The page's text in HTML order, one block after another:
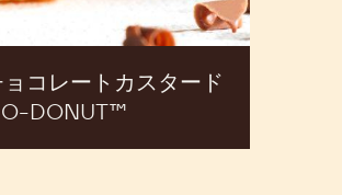
コレートカスタード
DONUT™